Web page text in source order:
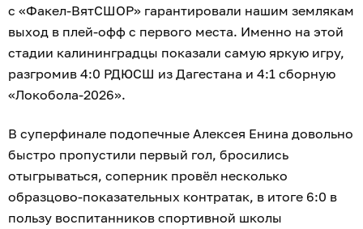
с «Факел-ВятСШОР» гарантировали нашим землякам
выход в плей-офф с первого места. Именно на этой
стадии калининградцы показали самую яркую игру,
разгромив 4:0 РДЮСШ из Дагестана и 4:1 сборную
«Локобола-2026».
В суперфинале подопечные Алексея Енина довольно
быстро пропустили первый гол, бросились
отыгрываться, соперник провёл несколько
образцово-показательных контратак, в итоге 6:0 в
пользу воспитанников спортивной школы